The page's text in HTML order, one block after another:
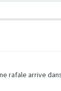
rafale arrive